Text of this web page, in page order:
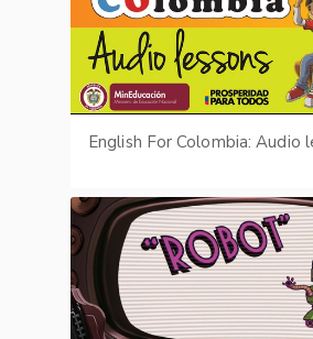
English For Colombia: Audio